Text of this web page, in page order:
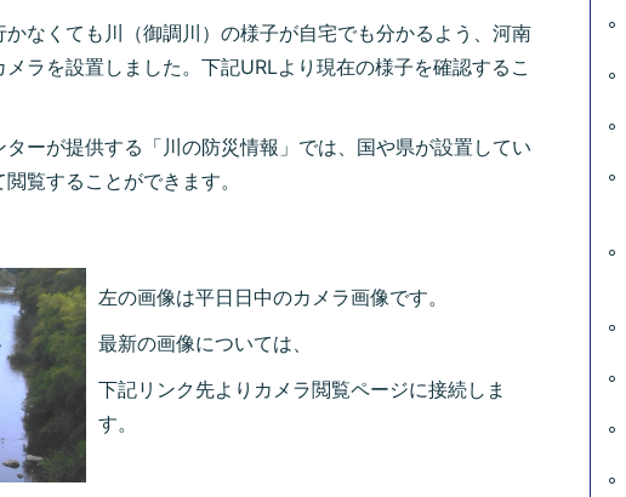
なくても川（御調川）の様子が自宅でも分かるよう、河南
ラを設置しました。下記URLより現在の様子を確認するこ
ーが提供する「川の防災情報」では、国や県が設置してい
覧することができます。
左の画像は平日日中のカメラ画像です。
最新の画像については、
下記リンク先よりカメラ閲覧ページに接続しま
す。